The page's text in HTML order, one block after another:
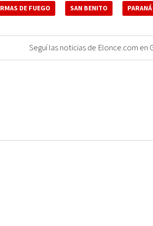
DE FUEGO SAN BENITO PARANÁ
Seguí las noticias de Elonce.com en